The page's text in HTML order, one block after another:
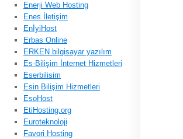
Enerji Web Hosting
Enes İletişim
EnİyiHost
Erbas Online
ERKEN bilgisayar yazılım
Es-Bilişim İnternet Hizmetleri
Eserbilisim
Esin Bilişim Hizmetleri
EsoHost
EtiHosting.org
Euroteknoloji
Favori Hosting